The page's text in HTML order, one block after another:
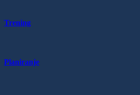
Trening
Planiranje